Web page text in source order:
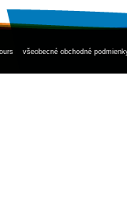
všeobecné obchodné